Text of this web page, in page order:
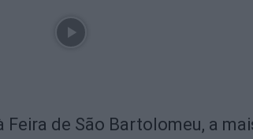
de São Bartolomeu, a